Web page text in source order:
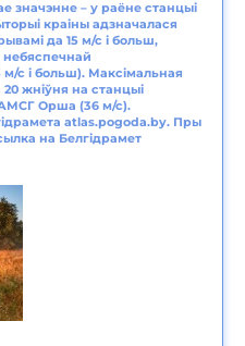
значэнне – у раёне станцыі
краіны адзначалася
да 15 м/с і больш,
м/с і больш). Максімальная
20 жніўня на станцыі
АМСГ Орша (36 м/с).
atlas.pogoda.by. Пры
на Белгідрамет